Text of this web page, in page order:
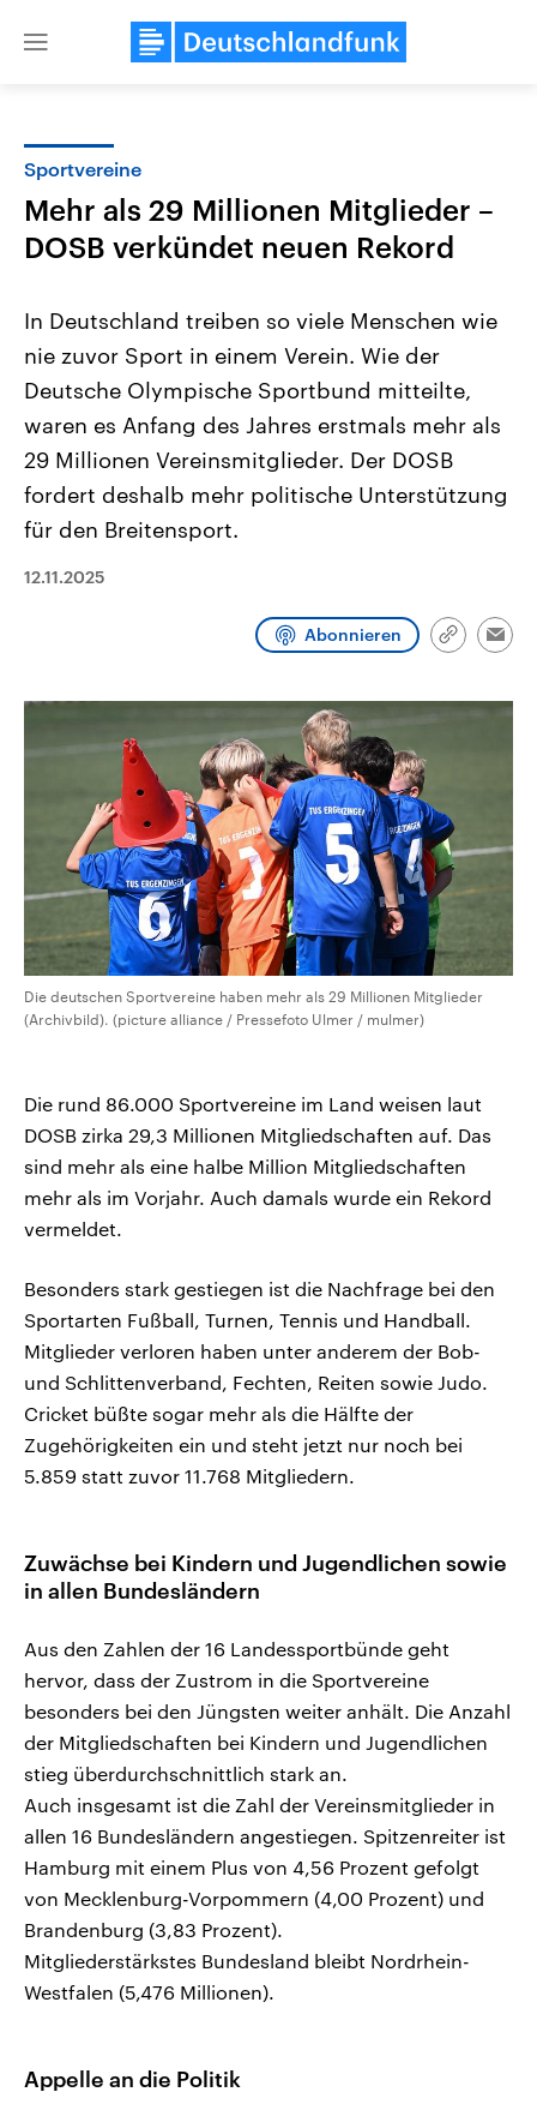
Close
USA
Aktuelle Beiträge, Analysen und
Hintergründe
gehören die Vereinigten Staaten zu
mit großem Einfluss auf das
Nahostkonflikt
Aktuelle Lage und
Der Überfall der
Oktober 2023 auf Israel
Sportvereine
Mehr als 29 Millionen Mitglieder –
DOSB verkündet neuen Rekord
In Deutschland treiben so viele Menschen wie
nie zuvor Sport in einem Verein. Wie der
Deutsche Olympische Sportbund mitteilte,
waren es Anfang des Jahres erstmals mehr als
29 Millionen Vereinsmitglieder. Der DOSB
fordert deshalb mehr politische Unterstützung
für den Breitensport.
12.11.2025
Abonnieren
Link
Die deutschen Sportvereine haben mehr als 29 Millionen Mitglieder
(Archivbild). (picture alliance / Pressefoto Ulmer / mulmer)
Die rund 86.000 Sportvereine im Land weisen laut
DOSB zirka 29,3 Millionen Mitgliedschaften auf. Das
sind mehr als eine halbe Million Mitgliedschaften
mehr als im Vorjahr. Auch damals wurde ein Rekord
vermeldet.
Besonders stark gestiegen ist die Nachfrage bei den
Sportarten Fußball, Turnen, Tennis und Handball.
Mitglieder verloren haben unter anderem der Bob-
und Schlittenverband, Fechten, Reiten sowie Judo.
Cricket büßte sogar mehr als die Hälfte der
Zugehörigkeiten ein und steht jetzt nur noch bei
5.859 statt zuvor 11.768 Mitgliedern.
Zuwächse bei Kindern und Jugendlichen sowie
in allen Bundesländern
Aus den Zahlen der 16 Landessportbünde geht
hervor, dass der Zustrom in die Sportvereine
besonders bei den Jüngsten weiter anhält. Die Anzahl
der Mitgliedschaften bei Kindern und Jugendlichen
stieg überdurchschnittlich stark an.
Auch insgesamt ist die Zahl der Vereinsmitglieder in
allen 16 Bundesländern angestiegen. Spitzenreiter ist
Hamburg mit einem Plus von 4,56 Prozent gefolgt
von Mecklenburg-Vorpommern (4,00 Prozent) und
Brandenburg (3,83 Prozent).
Mitgliederstärkstes Bundesland bleibt Nordrhein-
Westfalen (5,476 Millionen).
Appelle an die Politik